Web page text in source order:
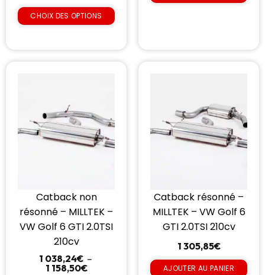
CHOIX DES OPTIONS
Catback non
résonné – MILLTEK –
VW Golf 6 GTI 2.0TSI
210cv
1 038,24€ –
1 158,50€
Catback résonné –
MILLTEK – VW Golf 6
GTI 2.0TSI 210cv
1 305,85€
AJOUTER AU PANIER